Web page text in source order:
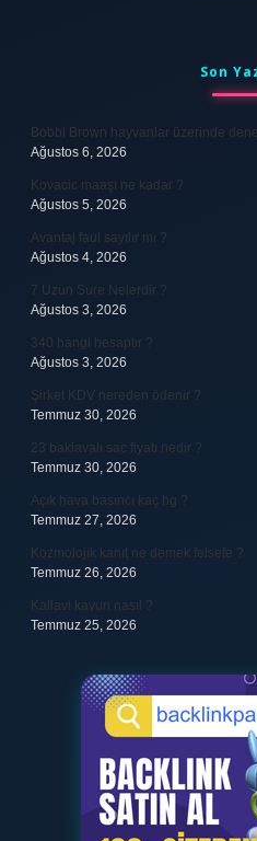
Son
Bobbi Brown hayvanlar üzerinde
Ağustos 6, 2026
Kovacic maaşı ne kadar ?
Ağustos 5, 2026
Avantaj faul sayılır mı ?
Ağustos 4, 2026
7 Uzun Sure Nelerdir ?
Ağustos 3, 2026
340 hangi hesaptır ?
Ağustos 3, 2026
Şirket KDV nereden ödenir ?
Temmuz 30, 2026
23 baklavalı sac fiyatı nedir ?
Temmuz 30, 2026
Açık hava basıncı kaç hg ?
Temmuz 27, 2026
Kozmolojik kanıt ne demek felsefe ?
Temmuz 26, 2026
Kallavi kavun nasıl ?
Temmuz 25, 2026